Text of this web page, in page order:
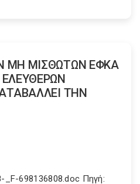
ΜΗ ΜΙΣΘΩΤΩΝ ΕΦΚΑ
ΕΛΕΥΘΕΡΩΝ
ΤΗΝ
_F-698136808.doc Πηγή: